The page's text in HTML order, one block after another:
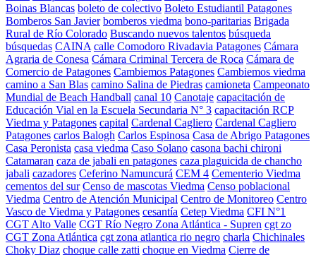
Boinas Blancas boleto de colectivo Boleto Estudiantil Patagones
Bomberos San Javier bomberos viedma bono-paritarias Brigada
Rural de Río Colorado Buscando nuevos talentos búsqueda
búsquedas CAINA calle Comodoro Rivadavia Patagones Cámara
Agraria de Conesa Cámara Criminal Tercera de Roca Cámara de
Comercio de Patagones Cambiemos Patagones Cambiemos viedma
camino a San Blas camino Salina de Piedras camioneta Campeonato
Mundial de Beach Handball canal 10 Canotaje capacitación de
Educación Vial en la Escuela Secundaria N° 3 capacitación RCP
Viedma y Patagones capital Cardenal Cagliero Cardenal Cagliero
Patagones carlos Balogh Carlos Espinosa Casa de Abrigo Patagones
Casa Peronista casa viedma Caso Solano casona bachi chironi
Catamaran caza de jabali en patagones caza plaguicida de chancho
jabali cazadores Ceferino Namuncurá CEM 4 Cementerio Viedma
cementos del sur Censo de mascotas Viedma Censo poblacional
Viedma Centro de Atención Municipal Centro de Monitoreo Centro
Vasco de Viedma y Patagones cesantía Cetep Viedma CFI N°1
CGT Alto Valle CGT Río Negro Zona Atlántica - Supren cgt zo
CGT Zona Atlántica cgt zona atlantica rio negro charla Chichinales
Choky Diaz choque calle zatti choque en Viedma Cierre de